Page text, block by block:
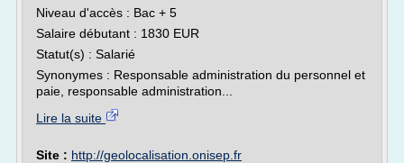
Niveau d'accès : Bac + 5
Salaire débutant : 1830 EUR
Statut(s) : Salarié
Synonymes : Responsable administration du personnel et
paie, responsable administration...
Lire la suite
Site : http://geolocalisation.onisep.fr